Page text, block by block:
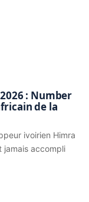
: Number
de la
ivoirien Himra
jamais accompli